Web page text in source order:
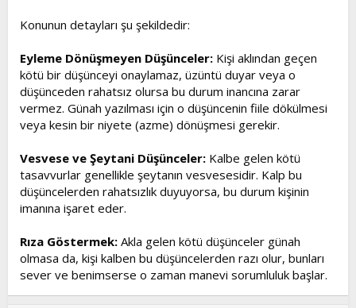
Konunun detayları şu şekildedir:
Eyleme Dönüşmeyen Düşünceler: Kişi aklından geçen
kötü bir düşünceyi onaylamaz, üzüntü duyar veya o
düşünceden rahatsız olursa bu durum inancına zarar
vermez. Günah yazılması için o düşüncenin fiile dökülmesi
veya kesin bir niyete (azme) dönüşmesi gerekir.
Vesvese ve Şeytani Düşünceler: Kalbe gelen kötü
tasavvurlar genellikle şeytanın vesvesesidir. Kalp bu
düşüncelerden rahatsızlık duyuyorsa, bu durum kişinin
imanına işaret eder.
Rıza Göstermek: Akla gelen kötü düşünceler günah
olmasa da, kişi kalben bu düşüncelerden razı olur, bunları
sever ve benimserse o zaman manevi sorumluluk başlar.